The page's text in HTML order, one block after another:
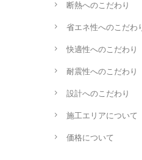
断熱へのこだわり
省エネ性へのこだわ
快適性へのこだわり
耐震性へのこだわり
設計へのこだわり
施工エリアについて
価格について